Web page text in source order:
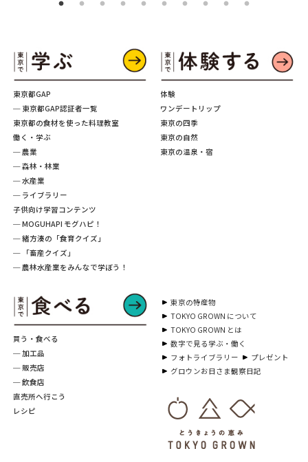
東京都GAP
─ 東京都GAP認証者一覧
東京都の食材を使った料理教室
働く・学ぶ
─ 農業
─ 森林・林業
─ 水産業
─ ライブラリー
子供向け学習コンテンツ
─ MOGUHAPI モグハピ！
─ 緒方湊の「食育クイズ」
─ 「畜産クイズ」
─ 農林水産業をみんなで学ぼう！
買う・食べる
─ 加工品
─ 販売店
─ 飲食店
直売所へ行こう
レシピ
体験
ワンデートリップ
東京の四季
東京の自然
東京の温泉・宿
東京の特産物
TOKYO GROWN について
TOKYO GROWN とは
数字で見る学ぶ・働く
フォトライブラリー
プレゼント
グロウンお日さま観察日記